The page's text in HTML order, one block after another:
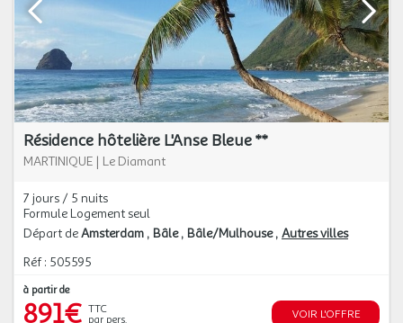
Résidence hôtelière L'Anse Bleue **
MARTINIQUE | Le Diamant
7 jours / 5 nuits
Formule Logement seul
Départ deAmsterdam Bâle Bâle/Mulhouse Autres villes
Réf : 505595
à partir de
891€ TTC
par pers.
VOIR L'OFFRE